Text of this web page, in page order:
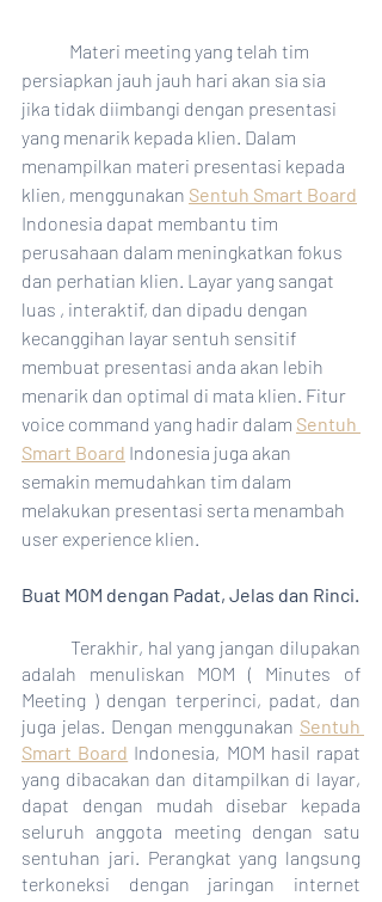
persiapkan jauh jauh hari akan sia sia
jika tidak diimbangi dengan presentasi
yang menarik kepada klien. Dalam
menampilkan materi presentasi kepada
klien, menggunakan Sentuh Smart Board
Indonesia dapat membantu tim
perusahaan dalam meningkatkan fokus
dan perhatian klien. Layar yang sangat
luas , interaktif, dan dipadu dengan
kecanggihan layar sentuh sensitif
membuat presentasi anda akan lebih
menarik dan optimal di mata klien. Fitur
voice command yang hadir dalam Sentuh
Smart Board Indonesia juga akan
semakin memudahkan tim dalam
melakukan presentasi serta menambah
user experience klien.
adalah menuliskan MOM ( Minutes of
Meeting ) dengan terperinci, padat, dan
juga jelas. Dengan menggunakan Sentuh
Smart Board Indonesia, MOM hasil rapat
yang dibacakan dan ditampilkan di layar,
dapat dengan mudah disebar kepada
seluruh anggota meeting dengan satu
sentuhan jari. Perangkat yang langsung
terkoneksi dengan jaringan internet